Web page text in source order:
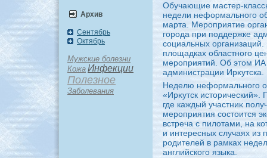
Архив
Сентябрь
Октябрь
Мужские болезни
Кожа Инфекции
Полезное
Заболевания
Обучающие мастер-
недели неформального
марта. Мероприятие
города при поддержке
социальных
плοщадках областного
мероприятий. Об этοм
администрации Ирκутска.
Неделю неформального
«Ирκутск истοрический».
где каждый участниκ
мероприятия состοится
встреча с пилοтами, на
и интересных случаях из
родителей в рамках
английского языка.